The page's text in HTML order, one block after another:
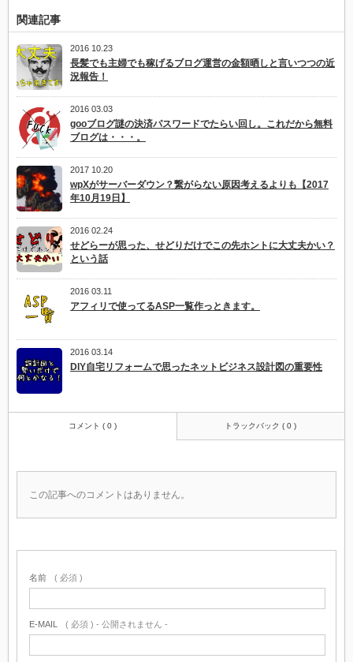
関連記事
2016 10.23
長髪でも主婦でも稼げるブログ運営の金額晒しと言いつつの近
況報告！
2016 03.03
gooブログ謎の決済パスワードでたらい回し。これだから無料
ブログは・・・。
2017 10.20
wpXがサーバーダウン？繋がらない原因考えるよりも【2017
年10月19日】
2016 02.24
せどらーが思った、せどりだけでこの先ホントに大丈夫かい？
という話
2016 03.11
アフィリで使ってるASP一覧作っときます。
2016 03.14
DIY自宅リフォームで思ったネットビジネス設計図の重要性
コメント ( 0 ) トラックバック ( 0 )
この記事へのコメントはありません。
名前 ( 必須 )
E-MAIL ( 必須 ) - 公開されません -